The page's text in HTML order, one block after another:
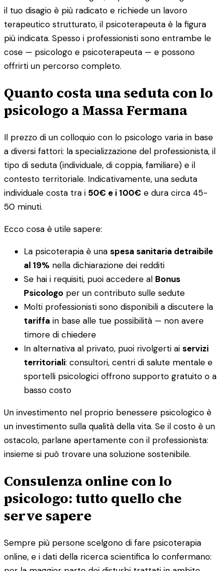
il tuo disagio è più radicato e richiede un lavoro
terapeutico strutturato, il psicoterapeuta è la figura
più indicata. Spesso i professionisti sono entrambe le
cose — psicologo e psicoterapeuta — e possono
offrirti un percorso completo.
Quanto costa una seduta con lo
psicologo a Massa Fermana
Il prezzo di un colloquio con lo psicologo varia in base
a diversi fattori: la specializzazione del professionista, il
tipo di seduta (individuale, di coppia, familiare) e il
contesto territoriale. Indicativamente, una seduta
individuale costa tra i 50€ e i 100€ e dura circa 45-
50 minuti.
Ecco cosa è utile sapere:
La psicoterapia è una spesa sanitaria detraibile
al 19% nella dichiarazione dei redditi
Se hai i requisiti, puoi accedere al Bonus
Psicologo per un contributo sulle sedute
Molti professionisti sono disponibili a discutere la
tariffa in base alle tue possibilità — non avere
timore di chiedere
In alternativa al privato, puoi rivolgerti ai servizi
territoriali: consultori, centri di salute mentale e
sportelli psicologici offrono supporto gratuito o a
basso costo
Un investimento nel proprio benessere psicologico è
un investimento sulla qualità della vita. Se il costo è un
ostacolo, parlane apertamente con il professionista:
insieme si può trovare una soluzione sostenibile.
Consulenza online con lo
psicologo: tutto quello che
serve sapere
Sempre più persone scelgono di fare psicoterapia
online, e i dati della ricerca scientifica lo confermano: